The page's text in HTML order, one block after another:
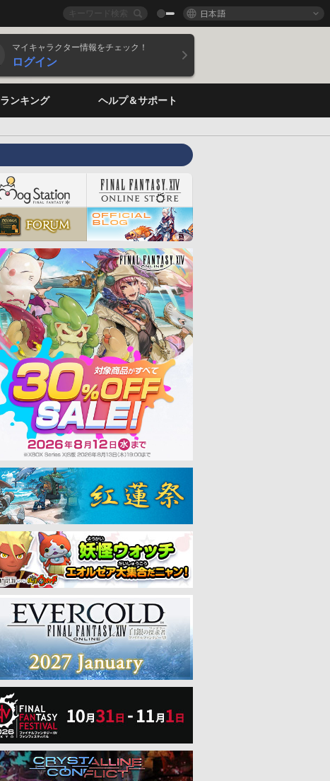
日本語
マイキャラクター情報をチェック！
ログイン
ランキング ヘルプ＆サポート